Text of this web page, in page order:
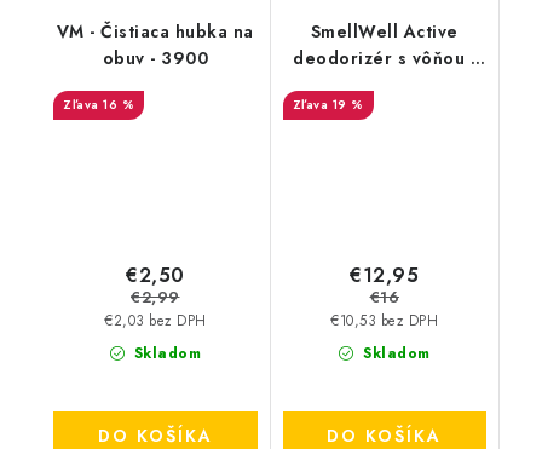
VM - Čistiaca hubka na
obuv - 3900
16 %
Skladom
€2,03 bez DPH
€2,50
€2,99
DO KOŠÍKA
SmellWell Active
deodorizér s vôňou -
Leopard Blue
19 %
Skladom
€10,53 bez DPH
€12,95
€16
DO KOŠÍKA